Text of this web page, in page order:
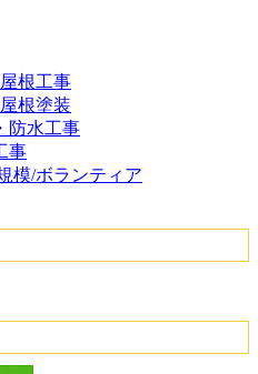
根工事
根塗装
防水工事
事
模/ボランティア